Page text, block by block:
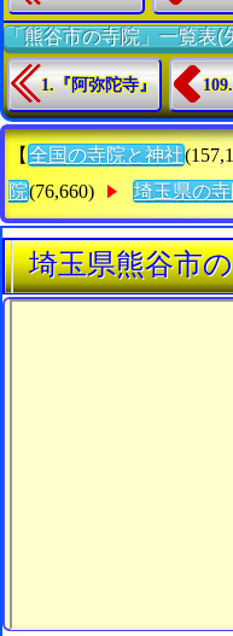
「熊谷市の寺院」一覧表(
1.『阿弥陀寺』
【 全国の寺院と神社
院(76,660) 埼玉県の寺
埼玉県熊谷市